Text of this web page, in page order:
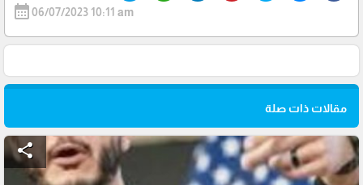
calendar_month06/07/2023 10:11 am
مقالات ذات صلة
share